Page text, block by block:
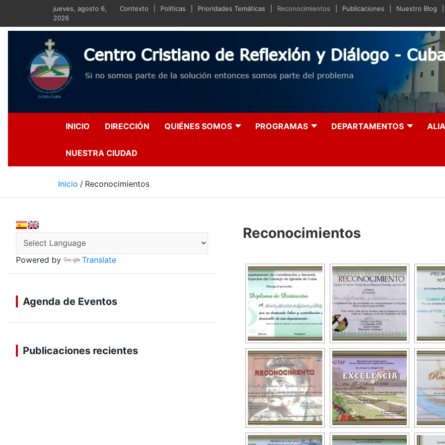
contenido
jueves, agosto 6,
2026
Contexto Políticas Prioridades Temáticas Reconocimientos Publicaciones Nuestro Blog
Centro Cristiano de Reflexión y
Si no somos parte de la solución entonces somos parte del problema
INICIO DIRECCIÓN QUIÉNES SOMOS PROGRAMAS DEPARTAMENTOS
NUESTRA CIUDAD
Inicio Reconocimientos
Reconocimientos
Powered by Translate
Agenda de Eventos
Publicaciones recientes